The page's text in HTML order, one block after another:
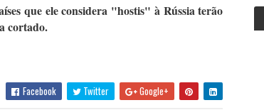
que ele considera "hostis" à Rússia terão
cortado.
Facebook Twitter Google+